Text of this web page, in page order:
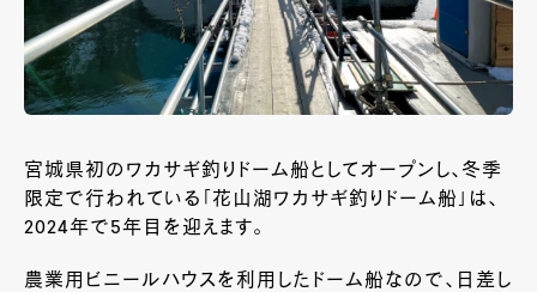
宮城県初のワカサギ釣りドーム船としてオープンし、冬季
限定で行われている「花山湖ワカサギ釣りドーム船」は、
2024年で5年目を迎えます。
農業用ビニールハウスを利用したドーム船なので、日差し